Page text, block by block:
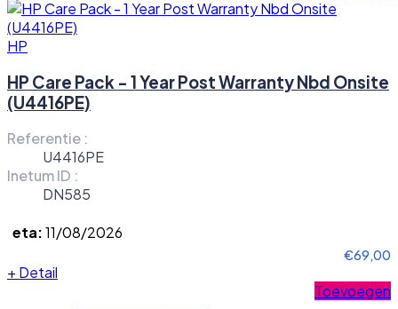
HP
HP Care Pack - 1 Year Post Warranty Nbd Onsite
(U4416PE)
Referentie :
U4416PE
Inetum ID :
DN585
eta:11/08/2026
€69,00
+ Detail
Toevoegen